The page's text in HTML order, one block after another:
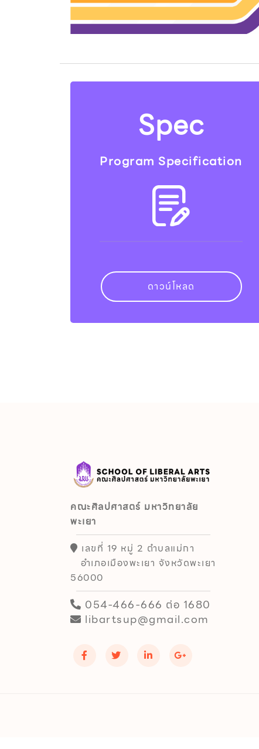
Spec
Program Specification
ดาวน์โหลด
คณะศิลปศาสตร์ มหาวิทยาลัย
พะเยา
เลขที่ 19 หมู่ 2 ตำบลแม่กา
อำเภอเมืองพะเยา จังหวัดพะเยา
56000
054-466-666 ต่อ 1680
libartsup@gmail.com